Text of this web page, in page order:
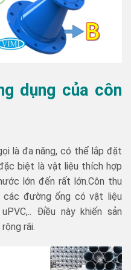
dụng của côn
là đa năng, có thể lắp đặt
biệt là vật liệu thích hợp
lớn đến rất lớn.Côn thu
đường ống có vật liệu
Điều này khiến sản
rãi.